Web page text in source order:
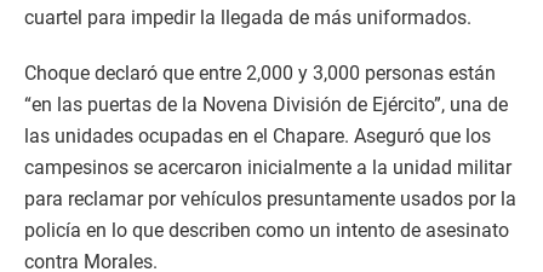
cuartel para impedir la llegada de más uniformados.
Choque declaró que entre 2,000 y 3,000 personas están
“en las puertas de la Novena División de Ejército”, una de
las unidades ocupadas en el Chapare. Aseguró que los
campesinos se acercaron inicialmente a la unidad militar
para reclamar por vehículos presuntamente usados por la
policía en lo que describen como un intento de asesinato
contra Morales.